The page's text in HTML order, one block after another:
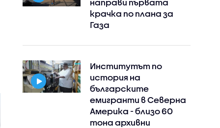
направи първата
крачка по плана за
Газа
Институтът по
история на
българските
емигранти в Северна
Америка - близо 60
тона архивни